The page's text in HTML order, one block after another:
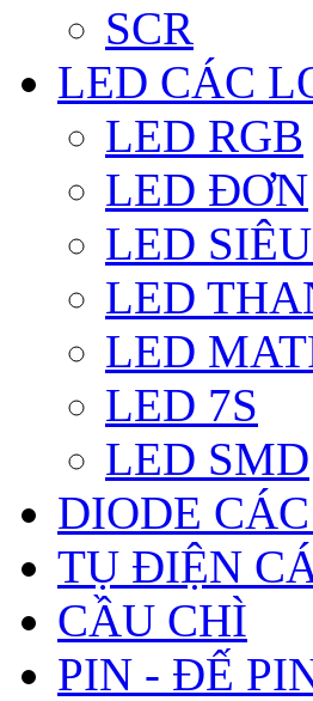
SCR
LED CÁC
LED RGB
LED ĐƠN
LED
LED
LED
LED 7S
LED SMD
DIODE
TỤ ĐIỆN
CẦU CHÌ
PIN - ĐẾ